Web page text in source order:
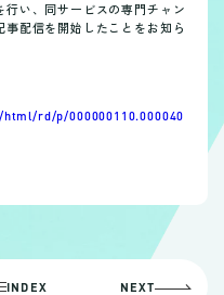
行い、同サービスの専門チャン
事配信を開始したことをお知ら
rd/p/000000110.000040
INDEX NEXT